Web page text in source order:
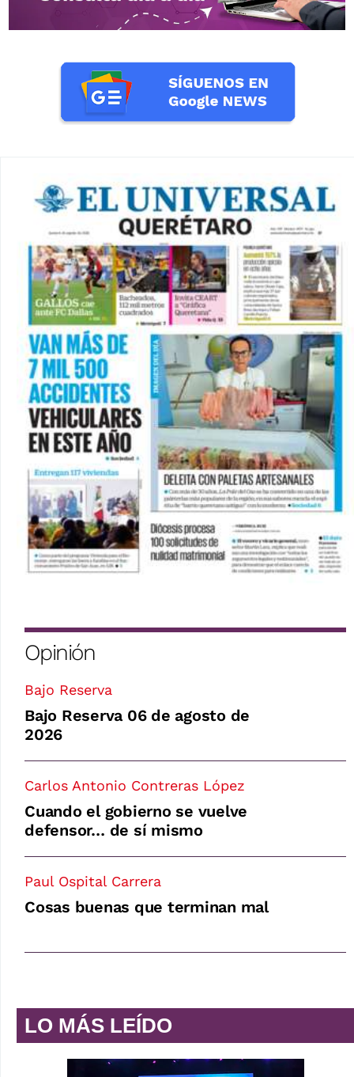
Opinión
Bajo Reserva
Bajo Reserva 06 de agosto de
2026
Carlos Antonio Contreras López
Cuando el gobierno se vuelve
defensor… de sí mismo
Paul Ospital Carrera
Cosas buenas que terminan mal
LO MÁS LEÍDO